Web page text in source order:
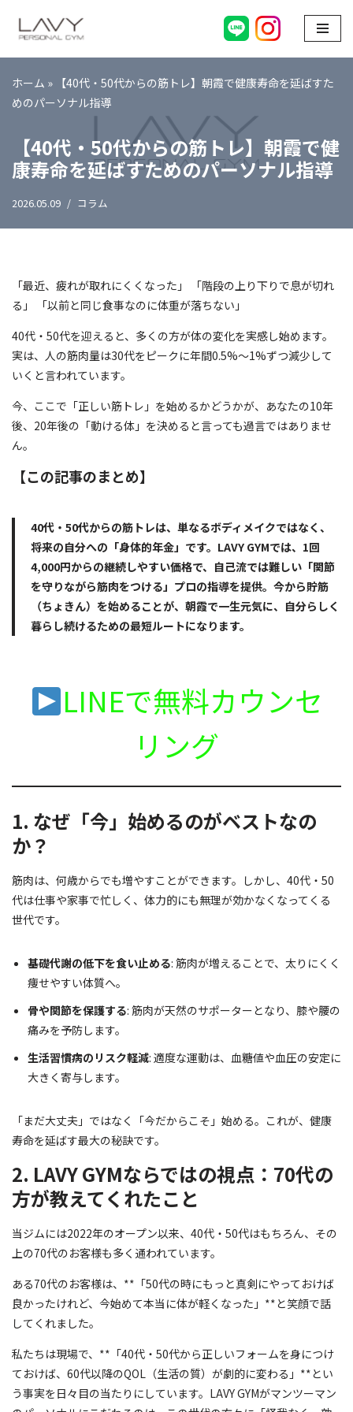
コ
ン
テ
ン
ス
キ
ッ
ホーム » 【40代・50代からの筋トレ】朝霞で健康寿命を延ばすた
めのパーソナル指導
【40代・50代からの筋トレ】朝霞で健
康寿命を延ばすためのパーソナル指導
2026.05.09 コラム
「最近、疲れが取れにくくなった」 「階段の上り下りで息が切れ
る」 「以前と同じ食事なのに体重が落ちない」
40代・50代を迎えると、多くの方が体の変化を実感し始めます。
実は、人の筋肉量は30代をピークに年間0.5%〜1%ずつ減少して
いくと言われています。
今、ここで「正しい筋トレ」を始めるかどうかが、あなたの10年
後、20年後の「動ける体」を決めると言っても過言ではありませ
ん。
【この記事のまとめ】
40代・50代からの筋トレは、単なるボディメイクではなく、
将来の自分への「身体的年金」です。LAVY GYMでは、1回
4,000円からの継続しやすい価格で、自己流では難しい「関節
を守りながら筋肉をつける」プロの指導を提供。今から貯筋
（ちょきん）を始めることが、朝霞で一生元気に、自分らしく
暮らし続けるための最短ルートになります。
LINEで無料カウンセ
リング
1. なぜ「今」始めるのがベストなの
か？
筋肉は、何歳からでも増やすことができます。しかし、40代・50
代は仕事や家事で忙しく、体力的にも無理が効かなくなってくる
世代です。
基礎代謝の低下を食い止める: 筋肉が増えることで、太りにくく
痩せやすい体質へ。
骨や関節を保護する: 筋肉が天然のサポーターとなり、膝や腰の
痛みを予防します。
生活習慣病のリスク軽減: 適度な運動は、血糖値や血圧の安定に
大きく寄与します。
「まだ大丈夫」ではなく「今だからこそ」始める。これが、健康
寿命を延ばす最大の秘訣です。
2. LAVY GYMならではの視点：70代の
方が教えてくれたこと
当ジムには2022年のオープン以来、40代・50代はもちろん、その
上の70代のお客様も多く通われています。
ある70代のお客様は、**「50代の時にもっと真剣にやっておけば
良かったけれど、今始めて本当に体が軽くなった」**と笑顔で話
してくれました。
私たちは現場で、**「40代・50代から正しいフォームを身につけ
ておけば、60代以降のQOL（生活の質）が劇的に変わる」**とい
う事実を日々目の当たりにしています。LAVY GYMがマンツーマン